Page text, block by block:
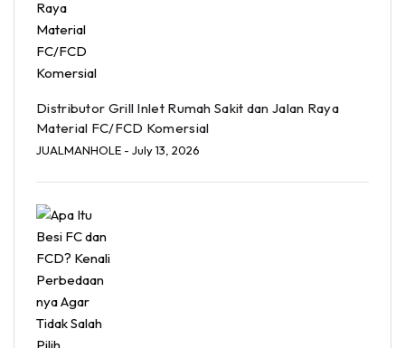
Distributor Grill Inlet Rumah Sakit dan Jalan Raya
Material FC/FCD Komersial
JUALMANHOLE - July 13, 2026